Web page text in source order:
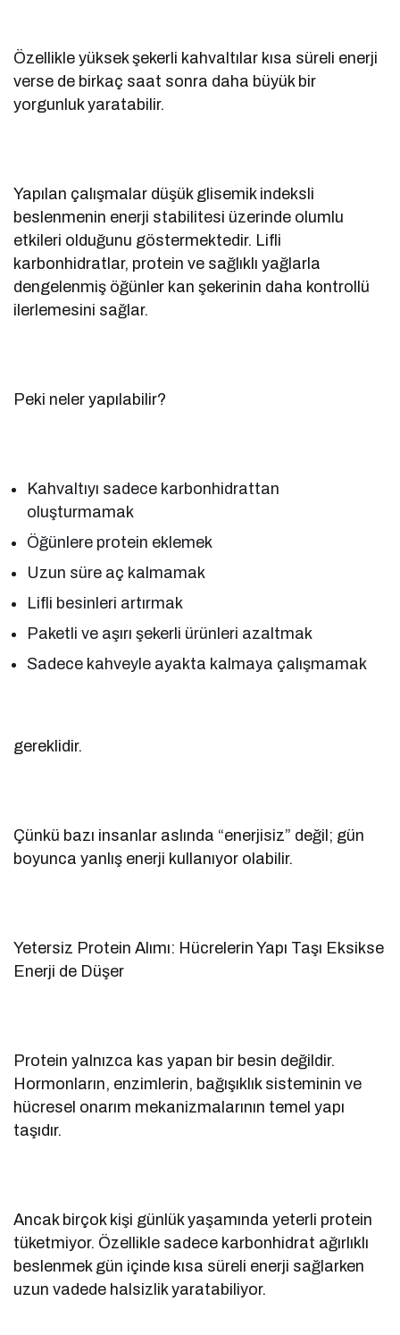
Özellikle yüksek şekerli kahvaltılar kısa süreli enerji
verse de birkaç saat sonra daha büyük bir
yorgunluk yaratabilir.
Yapılan çalışmalar düşük glisemik indeksli
beslenmenin enerji stabilitesi üzerinde olumlu
etkileri olduğunu göstermektedir. Lifli
karbonhidratlar, protein ve sağlıklı yağlarla
dengelenmiş öğünler kan şekerinin daha kontrollü
ilerlemesini sağlar.
Peki neler yapılabilir?
Kahvaltıyı sadece karbonhidrattan
oluşturmamak
Öğünlere protein eklemek
Uzun süre aç kalmamak
Lifli besinleri artırmak
Paketli ve aşırı şekerli ürünleri azaltmak
Sadece kahveyle ayakta kalmaya çalışmamak
gereklidir.
Çünkü bazı insanlar aslında “enerjisiz” değil; gün
boyunca yanlış enerji kullanıyor olabilir.
Yetersiz Protein Alımı: Hücrelerin Yapı Taşı Eksikse
Enerji de Düşer
Protein yalnızca kas yapan bir besin değildir.
Hormonların, enzimlerin, bağışıklık sisteminin ve
hücresel onarım mekanizmalarının temel yapı
taşıdır.
Ancak birçok kişi günlük yaşamında yeterli protein
tüketmiyor. Özellikle sadece karbonhidrat ağırlıklı
beslenmek gün içinde kısa süreli enerji sağlarken
uzun vadede halsizlik yaratabiliyor.